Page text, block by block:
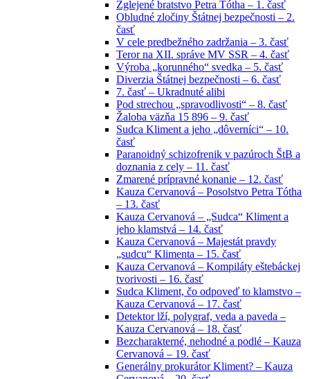
Zglejené bratstvo Petra Tótha – 1. časť
Obludné zločiny Štátnej bezpečnosti – 2.
časť
V cele predbežného zadržania – 3. časť
Teror na XII. správe MV SSR – 4. časť
Výroba „korunného“ svedka – 5. časť
Diverzia Štátnej bezpečnosti – 6. časť
7. časť – Ukradnuté alibi
Pod strechou „spravodlivosti“ – 8. časť
Žaloba väzňa 15 896 – 9. časť
Sudca Kliment a jeho „dôverníci“ – 10.
časť
Paranoidný schizofrenik v pazúroch ŠtB a
doznania z cely – 11. časť
Zmarené prípravné konanie – 12. časť
Kauza Cervanová – Posolstvo Petra Tótha
– 13. časť
Kauza Cervanová – „Sudca“ Kliment a
jeho klamstvá – 14. časť
Kauza Cervanová – Majestát pravdy
„sudcu“ Klimenta – 15. časť
Kauza Cervanová – Kompiláty eštebáckej
tvorivosti – 16. časť
Sudca Kliment, čo odpoveď to klamstvo –
Kauza Cervanová – 17. časť
Detektor lží, polygraf, veda a paveda –
Kauza Cervanová – 18. časť
Bezcharakterné, nehodné a podlé – Kauza
Cervanová – 19. časť
Generálny prokurátor Kliment? – Kauza